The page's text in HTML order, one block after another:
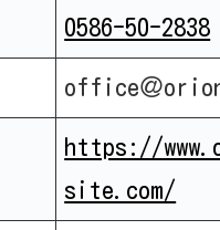
0586-50-2838
office＠
https://
site.com/